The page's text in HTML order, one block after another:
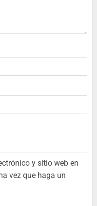
y sitio web en
vez que haga un